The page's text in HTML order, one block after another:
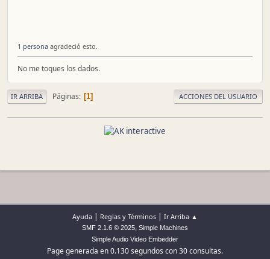
1 persona agradeció esto.
No me toques los dados.
IR ARRIBA Páginas 1 ACCIONES DEL USUARIO
Ayuda | Reglas y Términos | Ir Arriba ▲
SMF 2.1.6 © 2025, Simple Machines
Simple Audio Video Embedder
Page generada en 0.130 segundos con 30 consultas.